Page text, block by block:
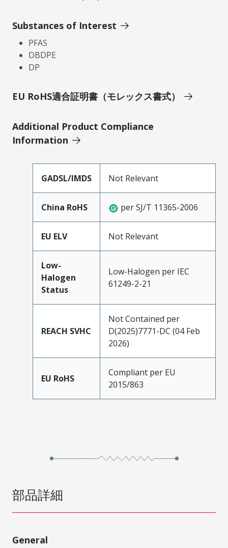
Substances of Interest
PFAS
DBDPE
DP
EU RoHS適合証明書（モレックス書式）
Additional Product Compliance
Information
GADSL/IMDS Not Relevant
China RoHS per SJ/T 11365-2006
EU ELV Not Relevant
Low-
Halogen
Status
Low-Halogen per IEC
61249-2-21
REACH SVHC
Not Contained per
D(2025)7771-DC (04 Feb
2026)
EU RoHS
Compliant per EU
2015/863
部品詳細
General